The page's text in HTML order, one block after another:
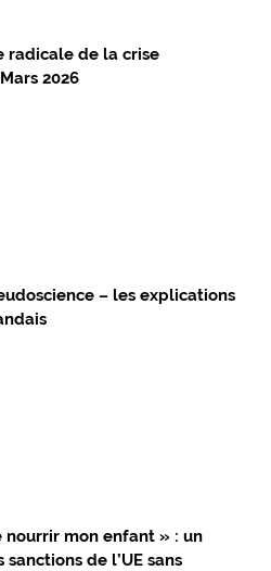
radicale de la crise
2026
– les explications
nourrir mon enfant » : un
de l’UE sans